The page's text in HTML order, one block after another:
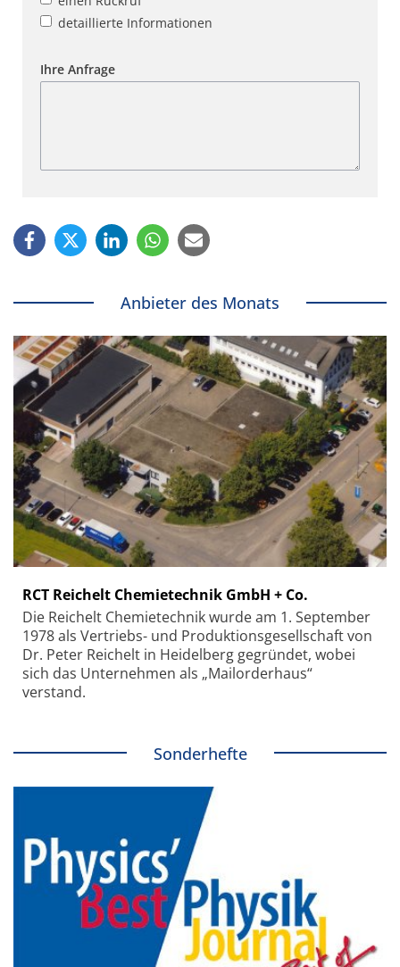
detaillierte Informationen
Ihre Anfrage
Anbieter des Monats
RCT Reichelt Chemietechnik GmbH + Co.
Die Reichelt Chemietechnik wurde am 1. September
1978 als Vertriebs- und Produktionsgesellschaft von
Dr. Peter Reichelt in Heidelberg gegründet, wobei
sich das Unternehmen als „Mailorderhaus“
verstand.
Sonderhefte